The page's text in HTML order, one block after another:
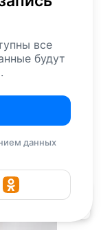
все
будут
данных